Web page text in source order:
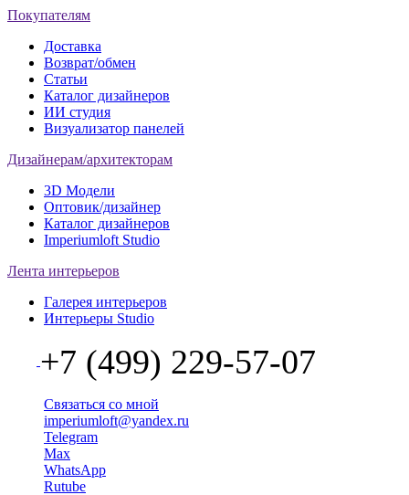
Покупателям
Доставка
Возврат/обмен
Статьи
Каталог дизайнеров
ИИ студия
Визуализатор панелей
Дизайнерам/архитекторам
3D Модели
Оптовик/дизайнер
Каталог дизайнеров
Imperiumloft Studio
Лента интерьеров
Галерея интерьеров
Интерьеры Studio
+7 (499) 229-57-07
Связаться со мной
imperiumloft@yandex.ru
Telegram
Max
WhatsApp
Rutube